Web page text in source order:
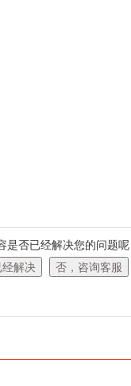
是否已经解决您的问题